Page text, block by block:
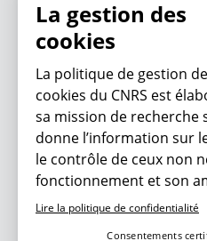
En ce moment
La gestion des
cookies
La politique de gestion
cookies du CNRS est
sa mission de recherche
donne l’information sur
le contrôle de ceux non
fonctionnement et son
Lire la politique de confidentialité
Consentements